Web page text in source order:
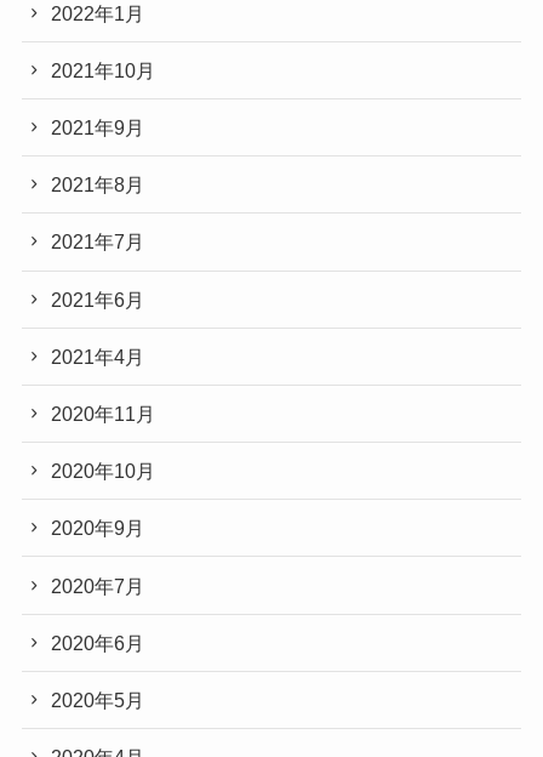
2022年1月
2021年10月
2021年9月
2021年8月
2021年7月
2021年6月
2021年4月
2020年11月
2020年10月
2020年9月
2020年7月
2020年6月
2020年5月